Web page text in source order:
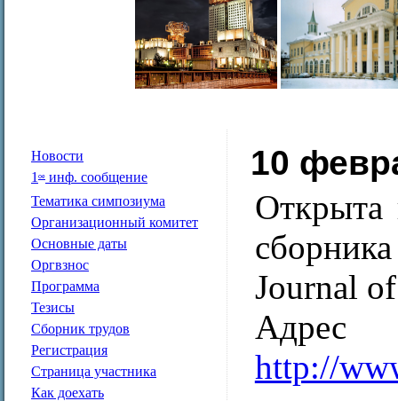
Новости
1 ое инф. сообщение
Тематика симпозиума
Организационный комитет
Основные даты
Оргвзнос
Программа
Тезисы
Сборник трудов
Регистрация
Страница участника
Как доехать
10
Открыта
Journal
http://